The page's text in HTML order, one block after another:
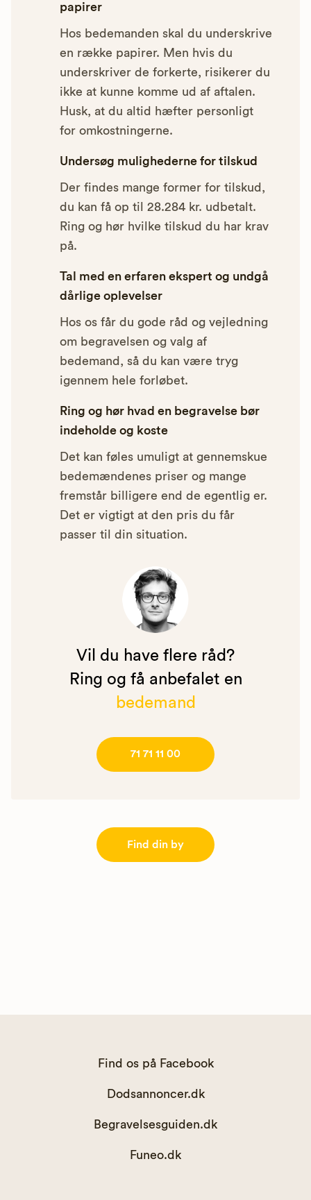
papirer
Hos bedemanden skal du underskrive
en række papirer. Men hvis du
underskriver de forkerte, risikerer du
ikke at kunne komme ud af aftalen.
Husk, at du altid hæfter personligt
for omkostningerne.
Undersøg mulighederne for tilskud
Der findes mange former for tilskud,
du kan få op til 28.284 kr. udbetalt.
Ring og hør hvilke tilskud du har krav
på.
Tal med en erfaren ekspert og undgå
dårlige oplevelser
Hos os får du gode råd og vejledning
om begravelsen og valg af
bedemand, så du kan være tryg
igennem hele forløbet.
Ring og hør hvad en begravelse bør
indeholde og koste
Det kan føles umuligt at gennemskue
bedemændenes priser og mange
fremstår billigere end de egentlig er.
Det er vigtigt at den pris du får
passer til din situation.
Vil du have flere råd?
Ring og få anbefalet en
bedemand
71 71 11 00
Find din by
Find os på Facebook
Dodsannoncer.dk
Begravelsesguiden.dk
Funeo.dk